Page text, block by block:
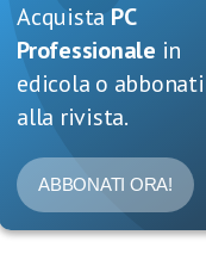
Acquista PC
Professionale in
edicola o abbonati
alla rivista.
ABBONATI ORA!